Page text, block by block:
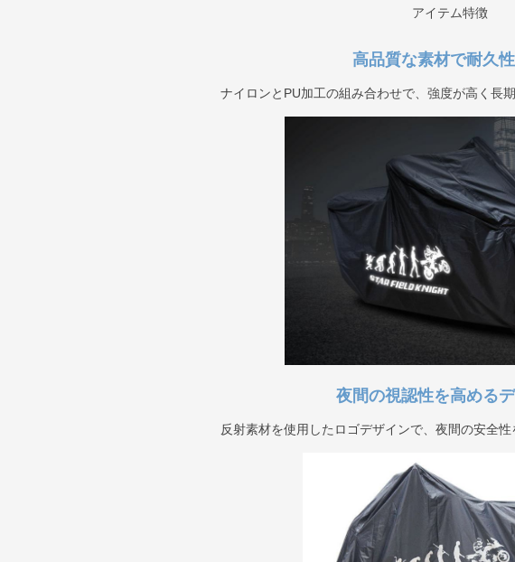
アイテム特徴
高品質な素材で耐久
ナイロンとPU加工の組み合わせで、強度が高く長
夜間の視認性を高める
反射素材を使用したロゴデザインで、夜間の安全性